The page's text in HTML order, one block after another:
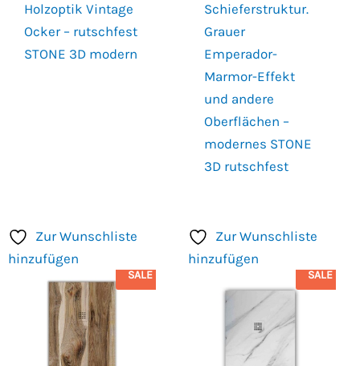
Holzoptik Vintage
Ocker – rutschfest
STONE 3D modern
Schieferstruktur.
Grauer
Emperador-
Marmor-Effekt
und andere
Oberflächen –
modernes STONE
3D rutschfest
Zur Wunschliste
hinzufügen
SALE
Zur Wunschliste
hinzufügen
SALE